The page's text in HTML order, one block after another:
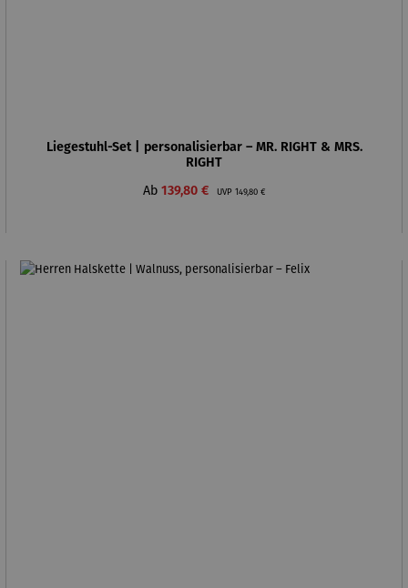
Liegestuhl-Set | personalisierbar – MR. RIGHT & MRS.
RIGHT
Verkaufspreis:
Ab 139,80 € UVP Regulärer Preis:
149,80 €